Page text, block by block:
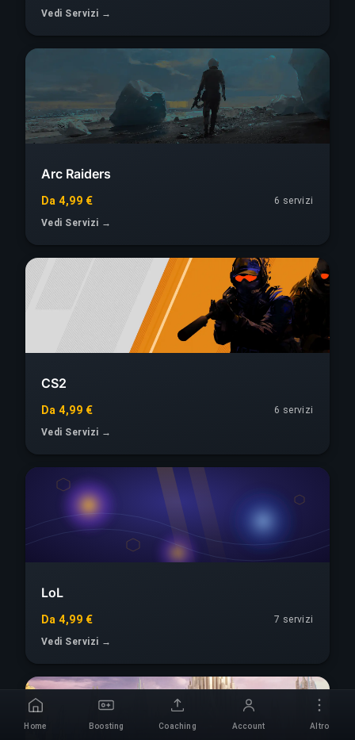
Vedi Servizi →
Arc Raiders
Da 4,99 € 6 servizi
Vedi Servizi →
CS2
Da 4,99 € 6 servizi
Vedi Servizi →
LoL
Da 4,99 € 7 servizi
Vedi Servizi →
Home Boosting Coaching Account Altro